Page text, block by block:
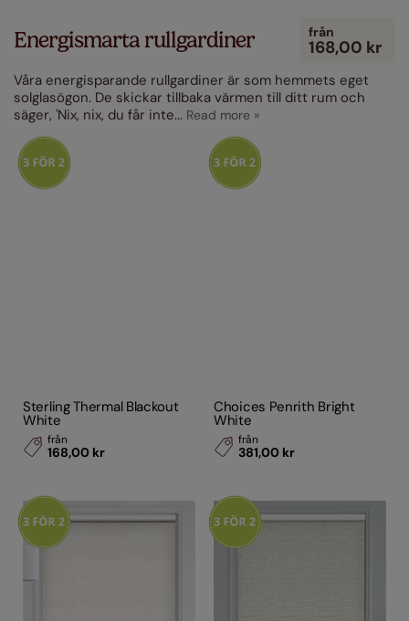
Energismarta rullgardiner från
168,00 kr
Våra energisparande rullgardiner är som hemmets eget
solglasögon. De skickar tillbaka värmen till ditt rum och
säger, 'Nix, nix, du får inte...
Sterling Thermal Blackout
White
från
168,00 kr
Choices Penrith Bright
White
från
381,00 kr